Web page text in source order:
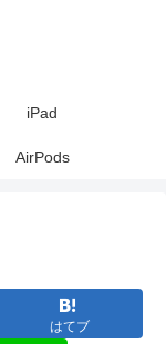
iPad
AirPods
はてブ